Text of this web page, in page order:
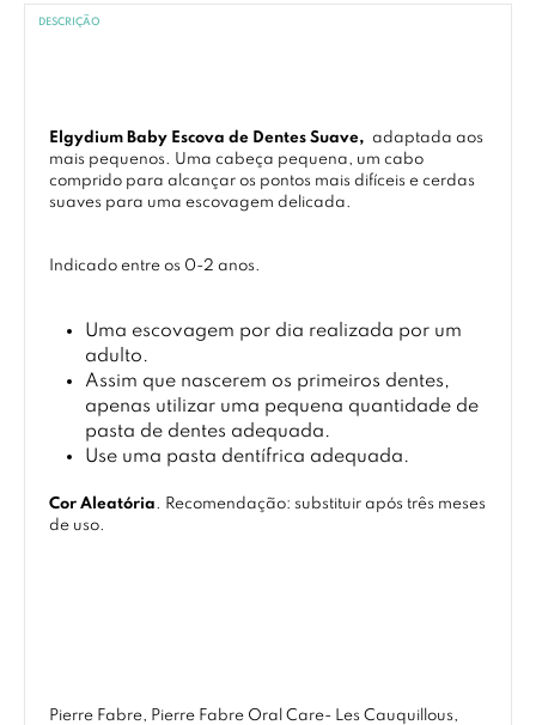
DESCRIÇÃO
Elgydium Baby Escova de Dentes Suave,
adaptada aos
mais pequenos. Uma cabeça pequena, um cabo
comprido para alcançar os pontos mais difíceis e cerdas
suaves para uma escovagem delicada.
Indicado entre os 0-2 anos.
Uma escovagem por dia realizada por um
adulto.
Assim que nascerem os primeiros dentes,
apenas utilizar uma pequena quantidade de
pasta de dentes adequada.
Use uma pasta dentífrica adequada.
Cor Aleatória . Recomendação: substituir após três meses
de uso.
Pierre Fabre, Pierre Fabre Oral Care- Les Cauquillous,